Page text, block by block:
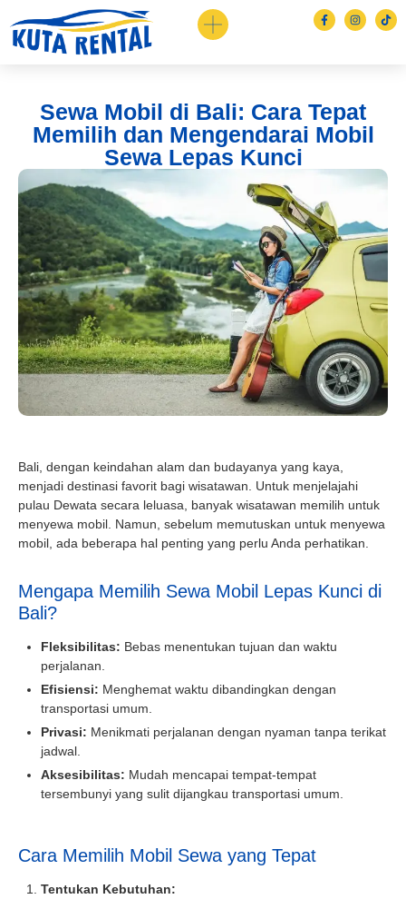
Sewa Mobil di Bali: Cara Tepat
Memilih dan Mengendarai Mobil
Sewa Lepas Kunci
Bali, dengan keindahan alam dan budayanya yang kaya,
menjadi destinasi favorit bagi wisatawan. Untuk menjelajahi
pulau Dewata secara leluasa, banyak wisatawan memilih untuk
menyewa mobil. Namun, sebelum memutuskan untuk menyewa
mobil, ada beberapa hal penting yang perlu Anda perhatikan.
Mengapa Memilih Sewa Mobil Lepas Kunci di
Bali?
Fleksibilitas: Bebas menentukan tujuan dan waktu
perjalanan.
Efisiensi: Menghemat waktu dibandingkan dengan
transportasi umum.
Privasi: Menikmati perjalanan dengan nyaman tanpa terikat
jadwal.
Aksesibilitas: Mudah mencapai tempat-tempat
tersembunyi yang sulit dijangkau transportasi umum.
Cara Memilih Mobil Sewa yang Tepat
Tentukan Kebutuhan: